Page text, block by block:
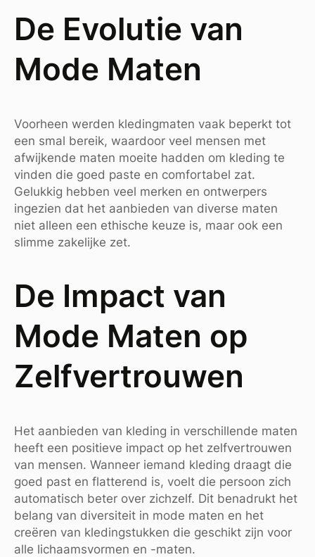
De Evolutie van
Mode Maten
Voorheen werden kledingmaten vaak beperkt tot
een smal bereik, waardoor veel mensen met
afwijkende maten moeite hadden om kleding te
vinden die goed paste en comfortabel zat.
Gelukkig hebben veel merken en ontwerpers
ingezien dat het aanbieden van diverse maten
niet alleen een ethische keuze is, maar ook een
slimme zakelijke zet.
De Impact van
Mode Maten op
Zelfvertrouwen
Het aanbieden van kleding in verschillende maten
heeft een positieve impact op het zelfvertrouwen
van mensen. Wanneer iemand kleding draagt die
goed past en flatterend is, voelt die persoon zich
automatisch beter over zichzelf. Dit benadrukt het
belang van diversiteit in mode maten en het
creëren van kledingstukken die geschikt zijn voor
alle lichaamsvormen en -maten.